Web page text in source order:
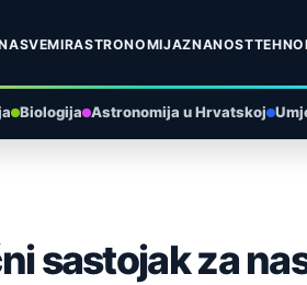
SVEMIRASTRONOMIJAZNANOST
Biologija Astronomija u Hrvatskoj
sastojak za